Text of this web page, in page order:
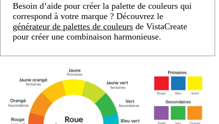
Besoin d’aide pour créer la palette de couleurs qui
correspond à votre marque ? Découvrez le
générateur de palettes de couleurs de VistaCreate
pour créer une combinaison harmonieuse.